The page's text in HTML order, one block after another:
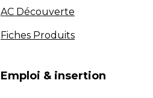
AC Découverte
Fiches Produits
Emploi & insertion